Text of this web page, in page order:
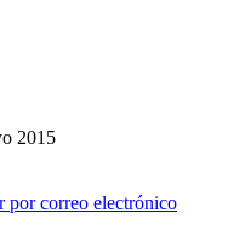
2015
por correo electrónico